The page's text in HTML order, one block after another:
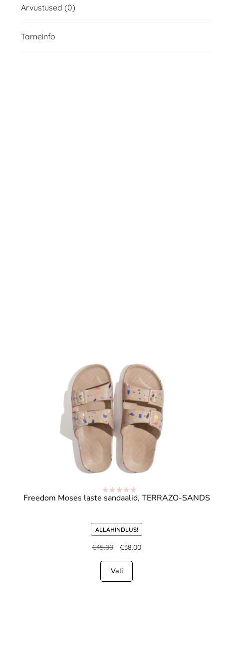
Arvustused (0)
Tarneinfo
Freedom Moses laste sandaalid, TERRAZO-SANDS
Hinnanguga
ALLAHINDLUS!
€45.00 €38.00
Vali